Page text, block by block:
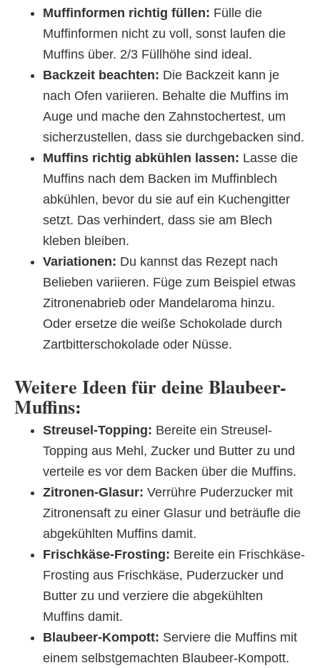
Muffinformen richtig füllen: Fülle die
Muffinformen nicht zu voll, sonst laufen die
Muffins über. 2/3 Füllhöhe sind ideal.
Backzeit beachten: Die Backzeit kann je
nach Ofen variieren. Behalte die Muffins im
Auge und mache den Zahnstochertest, um
sicherzustellen, dass sie durchgebacken sind.
Muffins richtig abkühlen lassen: Lasse die
Muffins nach dem Backen im Muffinblech
abkühlen, bevor du sie auf ein Kuchengitter
setzt. Das verhindert, dass sie am Blech
kleben bleiben.
Variationen: Du kannst das Rezept nach
Belieben variieren. Füge zum Beispiel etwas
Zitronenabrieb oder Mandelaroma hinzu.
Oder ersetze die weiße Schokolade durch
Zartbitterschokolade oder Nüsse.
Weitere Ideen für deine Blaubeer-
Muffins:
Streusel-Topping: Bereite ein Streusel-
Topping aus Mehl, Zucker und Butter zu und
verteile es vor dem Backen über die Muffins.
Zitronen-Glasur: Verrühre Puderzucker mit
Zitronensaft zu einer Glasur und beträufle die
abgekühlten Muffins damit.
Frischkäse-Frosting: Bereite ein Frischkäse-
Frosting aus Frischkäse, Puderzucker und
Butter zu und verziere die abgekühlten
Muffins damit.
Blaubeer-Kompott: Serviere die Muffins mit
einem selbstgemachten Blaubeer-Kompott.